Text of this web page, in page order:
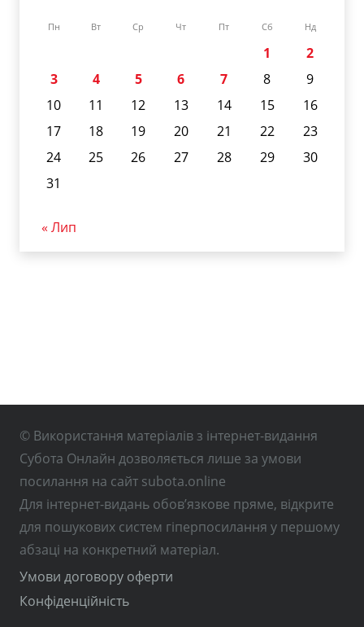
Пн Вт Ср Чт Пт Сб Нд
1
2
3
4 5 6 7 8
9
10
11 12 13 14 15
16
17
18 19 20 21 22
23
24
25 26 27 28 29
30
31
« Лип
© Використання матеріалів з інтернет-видання
Субота Онлайн дозволяється лише за умови
посилання на сайт subota.online
Для інтернет-видань обов’язкове пряме, відкрите
для пошукових систем гіперпосилання у першому
абзаці на конкретний матеріал.
Умови договору оферти
Конфіденційність